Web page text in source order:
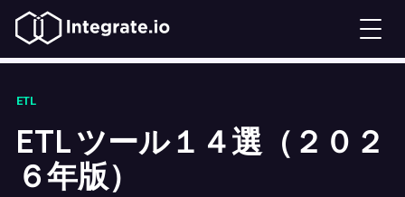
ETL
ETL ツール１４選（２０２
６年版）